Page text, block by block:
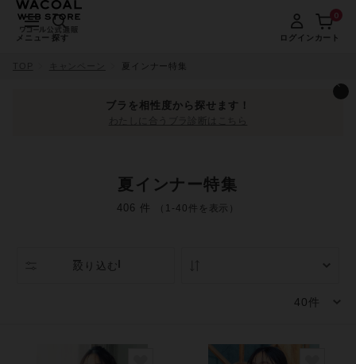
メニュー 探す ログイン カート
0
夏インナー特集
ブラを相性度から探せます！
夏インナー特集
406 件 （1-40件を表示）
絞り込む